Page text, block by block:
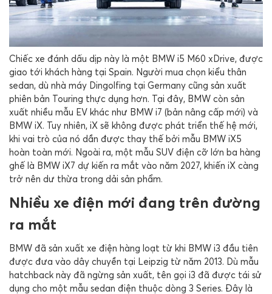
Chiếc xe đánh dấu dịp này là một BMW i5 M60 xDrive, được
giao tới khách hàng tại Spain. Người mua chọn kiểu thân
sedan, dù nhà máy Dingolfing tại Germany cũng sản xuất
phiên bản Touring thực dụng hơn. Tại đây, BMW còn sản
xuất nhiều mẫu EV khác như BMW i7 (bản nâng cấp mới) và
BMW iX. Tuy nhiên, iX sẽ không được phát triển thế hệ mới,
khi vai trò của nó dần được thay thế bởi mẫu BMW iX5
hoàn toàn mới. Ngoài ra, một mẫu SUV điện cỡ lớn ba hàng
ghế là BMW iX7 dự kiến ra mắt vào năm 2027, khiến iX càng
trở nên dư thừa trong dải sản phẩm.
Nhiều xe điện mới đang trên đường
ra mắt
BMW đã sản xuất xe điện hàng loạt từ khi BMW i3 đầu tiên
được đưa vào dây chuyền tại Leipzig từ năm 2013. Dù mẫu
hatchback này đã ngừng sản xuất, tên gọi i3 đã được tái sử
dụng cho một mẫu sedan điện thuộc dòng 3 Series. Đây là